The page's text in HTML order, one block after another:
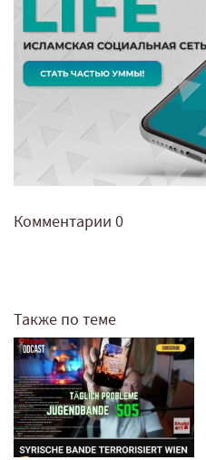
Комментарии 0
Также по теме